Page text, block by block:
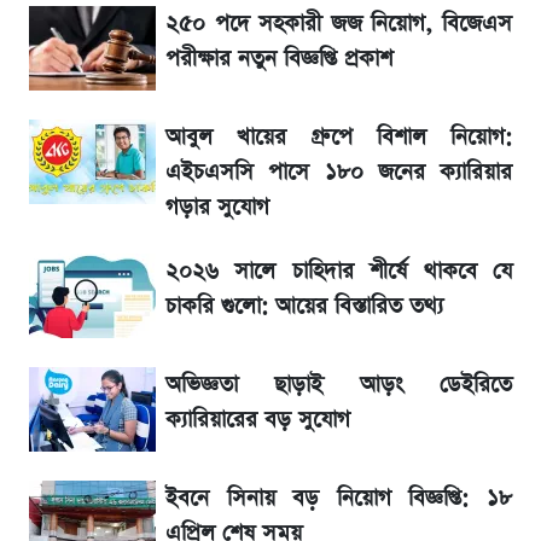
SSC Result 2026: যে ৩ উপায়ে জানা যাবে
ফল
১৮০ দিনের মূল্যায়ন শেষে মন্ত্রিসভায় পরিবর্তন
জেনে নিন আজকের সোনা ও রুপার সর্বশেষ দাম
আগে দেখে নিন, আজকের সোনার নতুন দাম
তাপমাত্রা নিয়ে নতুন পূর্বাভাস দিল আবহাওয়া অফিস
টিভিতে আজকের খেলা (৭ আগস্ট)
সৌদিতে বাংলাদেশিদের আকামা নবায়নে বদলে গেল
নিয়ম
২৫০ পদে সহকারী জজ নিয়োগ, বিজেএস
পরীক্ষার নতুন বিজ্ঞপ্তি প্রকাশ
আবুল খায়ের গ্রুপে বিশাল নিয়োগ:
এইচএসসি পাসে ১৮০ জনের ক্যারিয়ার
গড়ার সুযোগ
২০২৬ সালে চাহিদার শীর্ষে থাকবে যে
চাকরি গুলো: আয়ের বিস্তারিত তথ্য
অভিজ্ঞতা ছাড়াই আড়ং ডেইরিতে
ক্যারিয়ারের বড় সুযোগ
ইবনে সিনায় বড় নিয়োগ বিজ্ঞপ্তি: ১৮
এপ্রিল শেষ সময়